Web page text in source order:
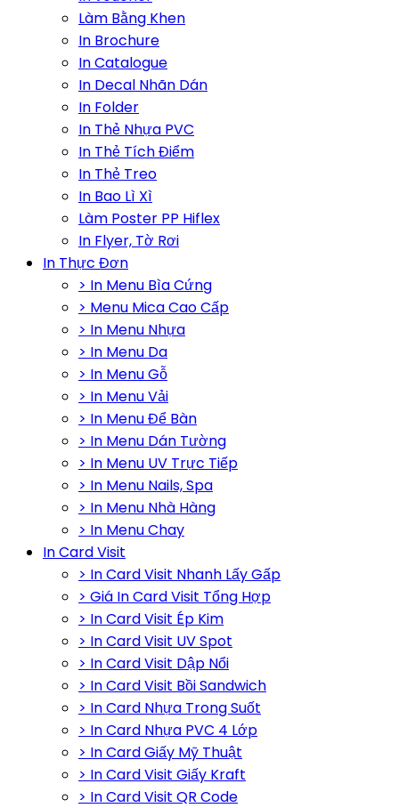
Làm Bằng Khen
In Brochure
In Catalogue
In Decal Nhãn Dán
In Folder
In Thẻ Nhựa PVC
In Thẻ Tích Điểm
In Thẻ Treo
In Bao Lì Xì
Làm Poster PP Hiflex
In Flyer, Tờ Rơi
In Thực Đơn
> In Menu Bìa Cứng
> Menu Mica Cao Cấp
> In Menu Nhựa
> In Menu Da
> In Menu Gỗ
> In Menu Vải
> In Menu Để Bàn
> In Menu Dán Tường
> In Menu UV Trực Tiếp
> In Menu Nails, Spa
> In Menu Nhà Hàng
> In Menu Chay
In Card Visit
> In Card Visit Nhanh Lấy Gấp
> Giá In Card Visit Tổng Hợp
> In Card Visit Ép Kim
> In Card Visit UV Spot
> In Card Visit Dập Nổi
> In Card Visit Bồi Sandwich
> In Card Nhựa Trong Suốt
> In Card Nhựa PVC 4 Lớp
> In Card Giấy Mỹ Thuật
> In Card Visit Giấy Kraft
> In Card Visit QR Code